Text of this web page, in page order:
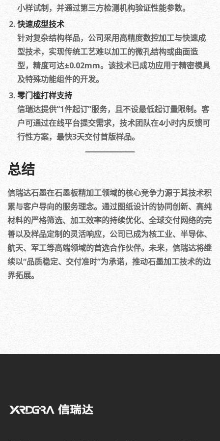
小样试制，并通过第三方检测机构验证性能参数。
快速成型技术
针对复杂结构样品，公司采用高精度数控加工与快速成
型技术，实现传统工艺难以加工的微孔结构或曲面造
型，精度可达±0.02mm。该技术已成功应用于精密模具
及特殊功能组件的开发。
零门槛打样支持
信瑞达提供“1件起订”服务，且不设最低起订量限制。客
户可通过在线平台提交需求，技术团队在4小时内反馈可
行性方案，最快3天交付首版样品。
总结
信瑞达石墨在石墨板精加工领域的核心竞争力源于其技术积
累与客户导向的服务理念。通过图纸设计的协同创新、高纯
材料的严格筛选、加工效率的持续优化、全球交付网络的完
善以及样品定制的灵活响应，公司已成为核工业、半导体、
航天、军工等高端领域的首选合作伙伴。未来，信瑞达将继
续以“品质稳定、交付准时”为承诺，推动石墨加工技术的边
界拓展。